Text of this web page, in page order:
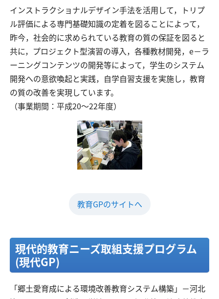
​インストラクショナルデザイン手法を活用して，トリプ
ル評価による専門基礎知識の定着を図ることによって，
昨今，社会的に求められている教育の質の保証を図ると
共に，プロジェクト型演習の導入，各種教材開発，e－ラ
ーニングコンテンツの開発等によって，学生のシステム
開発への意欲喚起と実践，自学自習支援を実施し，教育
の質の改善を実現しています。
（事業期間：平成20～22年度）
教育GPのサイトへ
現代的教育ニーズ取組支援プログラム
(現代GP)
「郷土愛育成による環境改善教育システム構築」－河北